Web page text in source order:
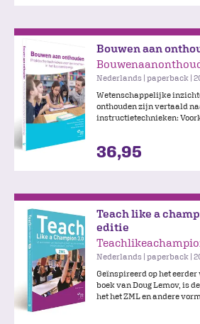
Bouwen aan
Nederlands | paperback |
Wetenschappelijke
onthouden zijn vertaald
instructietechnieken:
Gevarieerd oefenen. De
en praktische handvatten
direct aan de slag kunt in
36,95
Teach like a
editie
Nederlands | paperback |
Geïnspireerd op het
boek van Doug Lemov, is
het het ZML en andere
De 52 praktische en